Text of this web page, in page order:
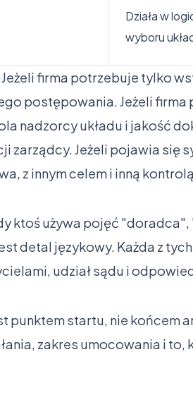
Działa w
wyboru
firma potrzebuje tylko
postępowania. Jeżeli
nadzorcy układu i jakość
zarządcy. Jeżeli pojawia się
z innym celem i inną
ktoś używa pojęć
detal językowy. Każda z
udział sądu i
punktem startu, nie końcem
zakres umocowania i